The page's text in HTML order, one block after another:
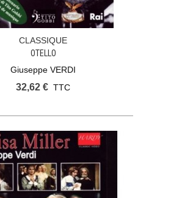
Ajouter Au Panier
CLASSIQUE
OTELLO
Giuseppe VERDI
32,62 € TTC